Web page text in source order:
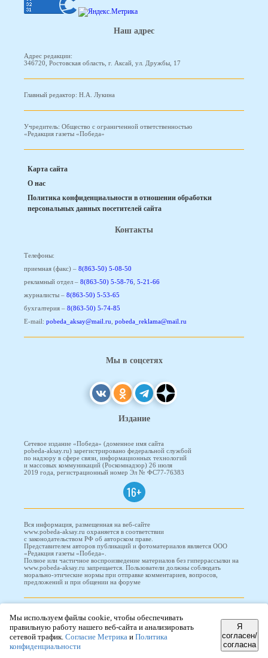
Наш адрес
Адрес редакции:
346720, Ростовская область, г. Аксай, ул. Дружбы, 17
Главный редактор: Н.А. Лукина
Учредитель: Общество с ограниченной ответственностью
«Редакция газеты «Победа»
Карта сайта
О нас
Политика конфиденциальности в отношении обработки
персональных данных посетителей сайта
Контакты
Телефоны:
приемная (факс) – 8(863-50) 5-08-50
рекламный отдел – 8(863-50) 5-58-76 5-21-66
журналисты – 8(863-50) 5-53-65
бухгалтерия – 8(863-50) 5-74-85
E-mail: pobeda_aksay@mail.ru pobeda_reklama@mail.ru
Мы в соцсетях
Издание
Сетевое издание «Победа» (доменное имя сайта
pobeda-aksay.ru) зарегистрировано федеральной службой
по надзору в сфере связи, информационных технологий
и массовых коммуникаций (Роскомнадзор) 26 июля
2019 года, регистрационный номер Эл № ФС77-76383
16+
Вся информация, размещенная на веб-сайте
www.pobeda-aksay.ru охраняется в соответствии
с законодательством РФ об авторском праве.
Представителем авторов публикаций и фотоматериалов является ООО
«Редакция газеты «Победа».
Полное или частичное воспроизведение материалов без гиперрассылки на
www.pobeda-aksay.ru запрещается. Пользователи должны соблюдать
морально-этические нормы при отправке комментариев, вопросов,
предложений и при общении на форуме
ООО "Проводник"
Мы используем файлы cookie, чтобы обеспечивать
правильную работу нашего веб-сайта и анализировать
сетевой трафик. Согласие Метрика и Политика
конфиденциальности
Я
согласен/
согласна